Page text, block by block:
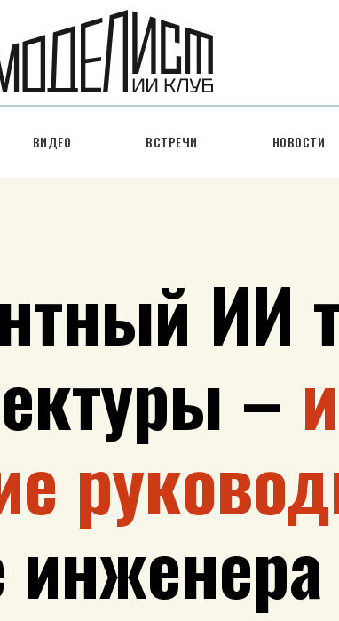
ВИДЕО ВСТРЕЧИ НОВОСТИ
ИИ
–
инженера